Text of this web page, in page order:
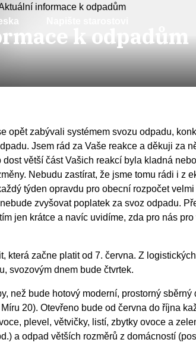
informace k odpadům
k odpadům
zabývali systémem svozu odpadu,
Jsem rád za Vaše reakce a děkuji za
větší část Vašich reakcí byla kladná
Nebudu zastírat, že jsme tomu rádi i z
týden opravdu pro obecní rozpočet
zvyšovat poplatek za svoz odpadu.
jen krátce a navíc uvidíme, zda pro nás
začne platit od 7. června. Z
svozovým dnem bude čtvrtek.
než bude hotový moderní, prostorný
20). Otevřeno bude od června do října
plevel, větvičky, listí, zbytky ovoce a
a odpad větších rozměrů z domácností